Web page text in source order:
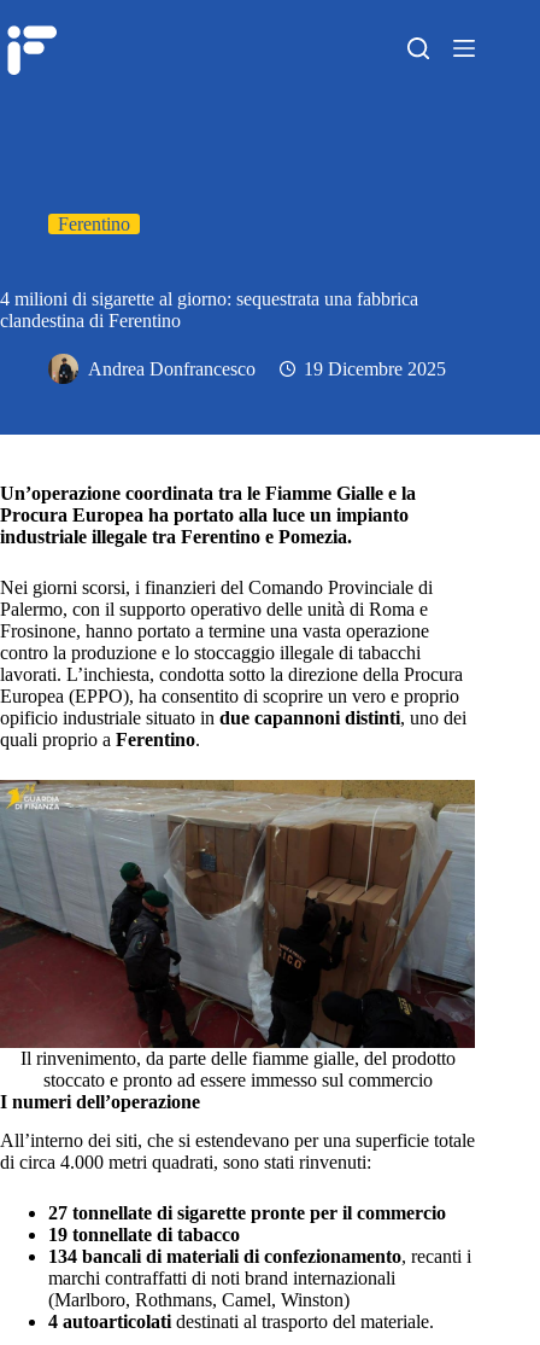
Ferentino
4 milioni di sigarette al giorno: sequestrata una fabbrica
clandestina di Ferentino
Andrea Donfrancesco 19 Dicembre 2025
Un’operazione coordinata tra le Fiamme Gialle e la
Procura Europea ha portato alla luce un impianto
industriale illegale tra Ferentino e Pomezia.
Nei giorni scorsi, i finanzieri del Comando Provinciale di
Palermo, con il supporto operativo delle unità di Roma e
Frosinone, hanno portato a termine una vasta operazione
contro la produzione e lo stoccaggio illegale di tabacchi
lavorati. L’inchiesta, condotta sotto la direzione della Procura
Europea (EPPO), ha consentito di scoprire un vero e proprio
opificio industriale situato in due capannoni distinti, uno dei
quali proprio a Ferentino.
Il rinvenimento, da parte delle fiamme gialle, del prodotto
stoccato e pronto ad essere immesso sul commercio
I numeri dell’operazione
All’interno dei siti, che si estendevano per una superficie totale
di circa 4.000 metri quadrati, sono stati rinvenuti:
27 tonnellate di sigarette pronte per il commercio
19 tonnellate di tabacco
134 bancali di materiali di confezionamento, recanti i
marchi contraffatti di noti brand internazionali
(Marlboro, Rothmans, Camel, Winston)
4 autoarticolati destinati al trasporto del materiale.